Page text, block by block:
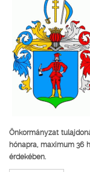
Önkormányzat
hónapra, maximum 36
érdekében.